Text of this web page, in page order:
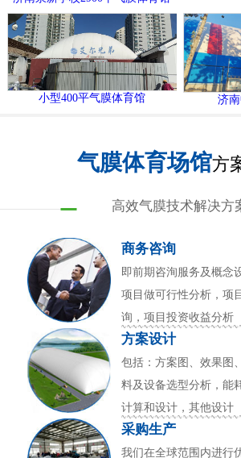
小型400平气膜体育馆 济
气膜体育场馆方
高效气膜技术解决方
商务咨询
即前期咨洵服务及概念
项目做可行性分析，项
询，项目投资收益分析
方案设计
包括：方案图、效果图
料及设备选型分析，能
计算和设计，其他设计
采购生产
我们在全球范围内进行